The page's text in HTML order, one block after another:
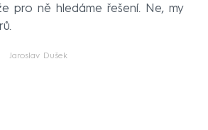
pro ně hledáme řešení. Ne, my
Jaroslav Dušek